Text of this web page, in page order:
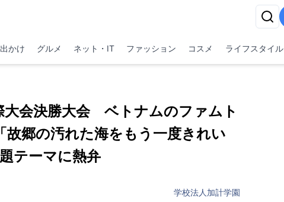
かけ グルメ ネット・IT ファッション コスメ ライフスタイル
大会決勝大会 ベトナムのファムト
故郷の汚れた海をもう一度きれい
テーマに熱弁
学校法人加計学園